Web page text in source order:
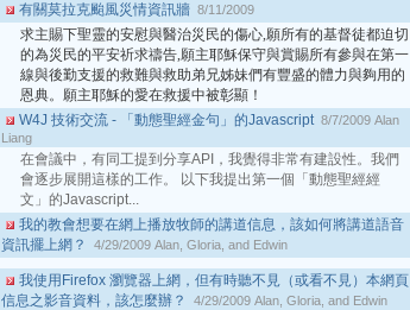
有關莫拉克颱風災情資訊牆 8/11/2009
求主賜下聖靈的安慰與醫治災民的傷心,願所有的基督徒都迫切
的為災民的平安祈求禱告,願主耶穌保守與賞賜所有參與在第一
線與後勤支援的救難與救助弟兄姊妹們有豐盛的體力與夠用的
恩典。願主耶穌的愛在救援中被彰顯！
W4J 技術交流 - 「動態聖經金句」的Javascript 8/7/2009 Alan
Liang
在會議中，有同工提到分享API，我覺得非常有建設性。我們
會逐步展開這樣的工作。 以下我提出第一個「動態聖經經
文」的Javascript...
我的教會想要在網上播放牧師的講道信息，該如何將講道語音
資訊擺上網？
4/29/2009 Alan, Gloria, and Edwin
我使用Firefox 瀏覽器上網，但有時聽不見（或看不見）本網頁
信息之影音資料，該怎麼辦？
4/29/2009 Alan, Gloria, and Edwin